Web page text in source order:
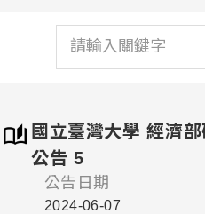
國立臺灣大學 經濟
公告 5
公告日期
2024-06-07